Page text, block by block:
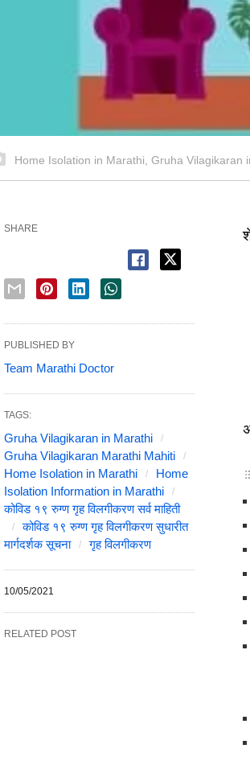
Home Isolation in Marathi, Gruha
SHARE
PUBLISHED BY
Team Marathi Doctor
TAGS:
Gruha Vilagikaran in Marathi
Gruha Vilagikaran Marathi Mahiti
Home Isolation in Marathi
Home
Isolation Information in Marathi
कोविड १९ रुग्ण गृह विलगीकरण सर्व माहिती
कोविड १९ रुग्ण गृह विलगीकरण सुधारीत
मार्गदर्शक सूचना
गृह विलगीकरण
10/05/2021
RELATED POST